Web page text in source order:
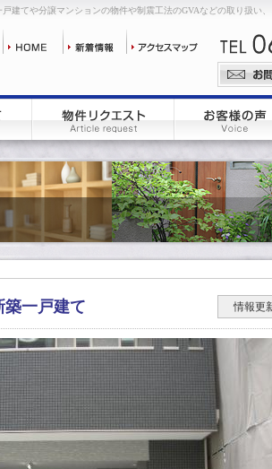
てや分譲マンションの物件や制震工法のGVAなどの取り扱い
一戸建て 情報更